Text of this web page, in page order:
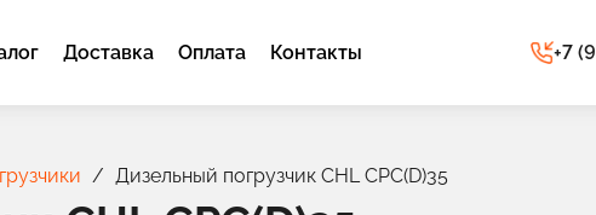
Доставка Оплата Контакты +7
Дизельный погрузчик CHL CPC(D)35